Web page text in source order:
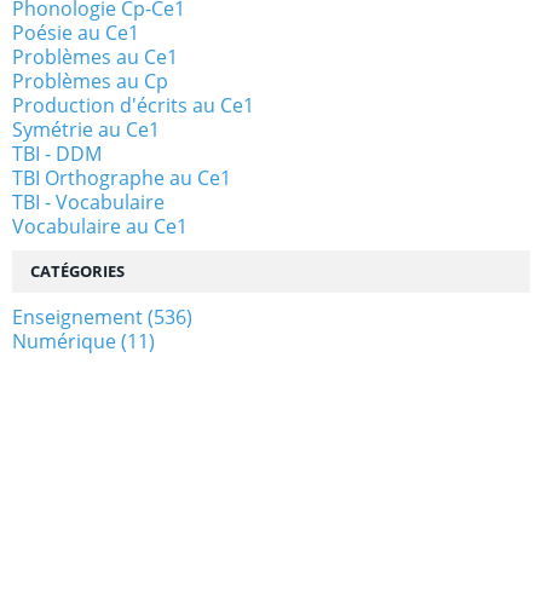
Phonologie Cp-Ce1
Poésie au Ce1
Problèmes au Ce1
Problèmes au Cp
Production d'écrits au Ce1
Symétrie au Ce1
TBI - DDM
TBI Orthographe au Ce1
TBI - Vocabulaire
Vocabulaire au Ce1
CATÉGORIES
Enseignement(536)
Numérique(11)